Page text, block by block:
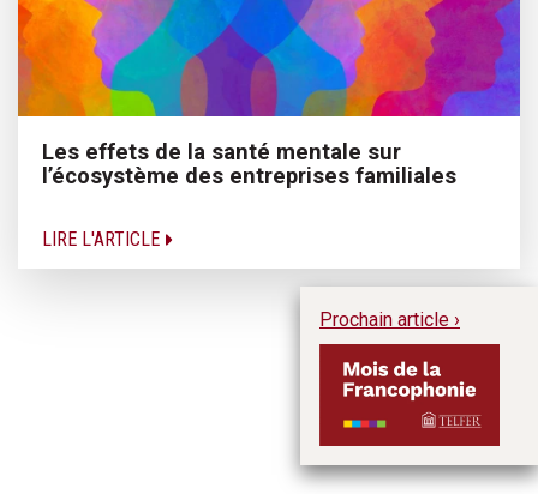
Les effets de la santé mentale sur
l’écosystème des entreprises familiales
LIRE L'ARTICLE
Prochain article ›